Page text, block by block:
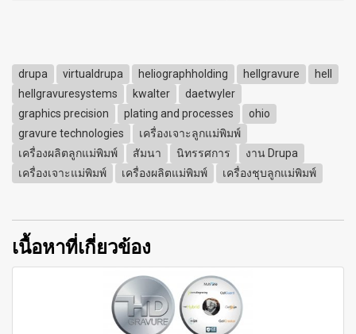
drupa virtualdrupa heliographholding hellgravure
hell
hellgravuresystems
kwalter
daetwyler
graphics precision
plating and processes
ohio
gravure technologies
เครื่องเจาะลูกแม่พิมพ์
เครื่องผลิตลูกแม่พิมพ์
สัมนา นิทรรศการ
งาน Drupa
เครื่องเจาะแม่พิมพ์
เครื่องผลิตแม่พิมพ์ เครื่องชุบลูกแม่พิมพ์
เนื้อหาที่เกี่ยวข้อง